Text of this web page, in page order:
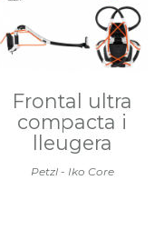
Petzl - Iko Core
Frontal ultra
compacta i
lleugera